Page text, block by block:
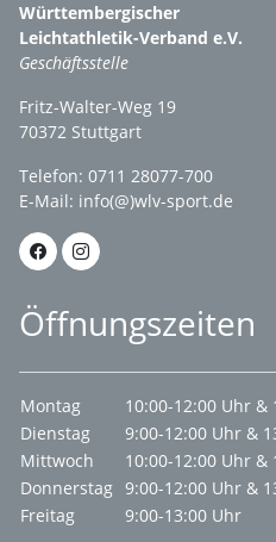
Württembergischer
Leichtathletik-Verband e.V.
Geschäftsstelle
Fritz-Walter-Weg 19
70372 Stuttgart
Telefon: 0711 28077-700
E-Mail: info(@)wlv-sport.de
Öffnungszeiten
Montag
10:00-12:00 Uhr &
Dienstag
9:00-12:00 Uhr &
Mittwoch
10:00-12:00 Uhr &
Donnerstag 9:00-12:00 Uhr &
Freitag
9:00-13:00 Uhr